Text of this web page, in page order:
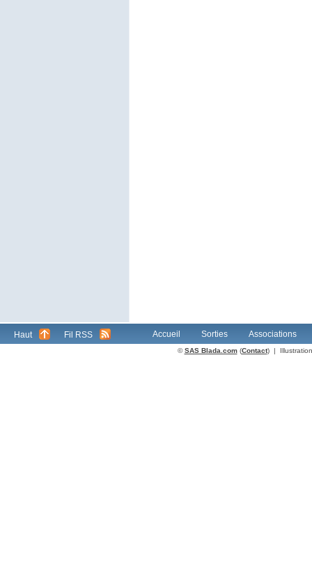
Haut Fil RSS Accueil Sorties Associations
©SAS Blada.com(Contact) |